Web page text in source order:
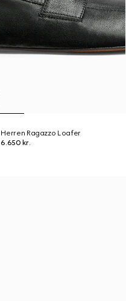
Herren Ragazzo Loafer
6.650 kr.